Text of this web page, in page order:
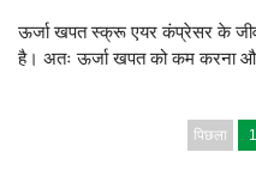
ऊर्जा खपत स्क्रू एयर कंप्रेसर के
है। अतः ऊर्जा खपत को कम करना और
पिछला 1